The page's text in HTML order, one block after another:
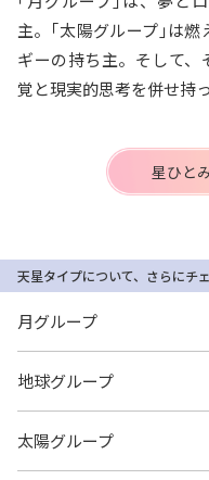
主。｢太陽グループ｣は
ギーの持ち主。そして
覚と現実的思考を併せ持
星ひと
天星タイプについて、さらにチ
月グループ
地球グループ
太陽グループ